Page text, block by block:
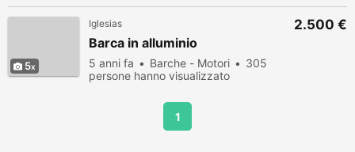
5
Iglesias
Barca in alluminio
5 anni fa Barche - Motori
305
persone hanno visualizzato
2.500 €
1